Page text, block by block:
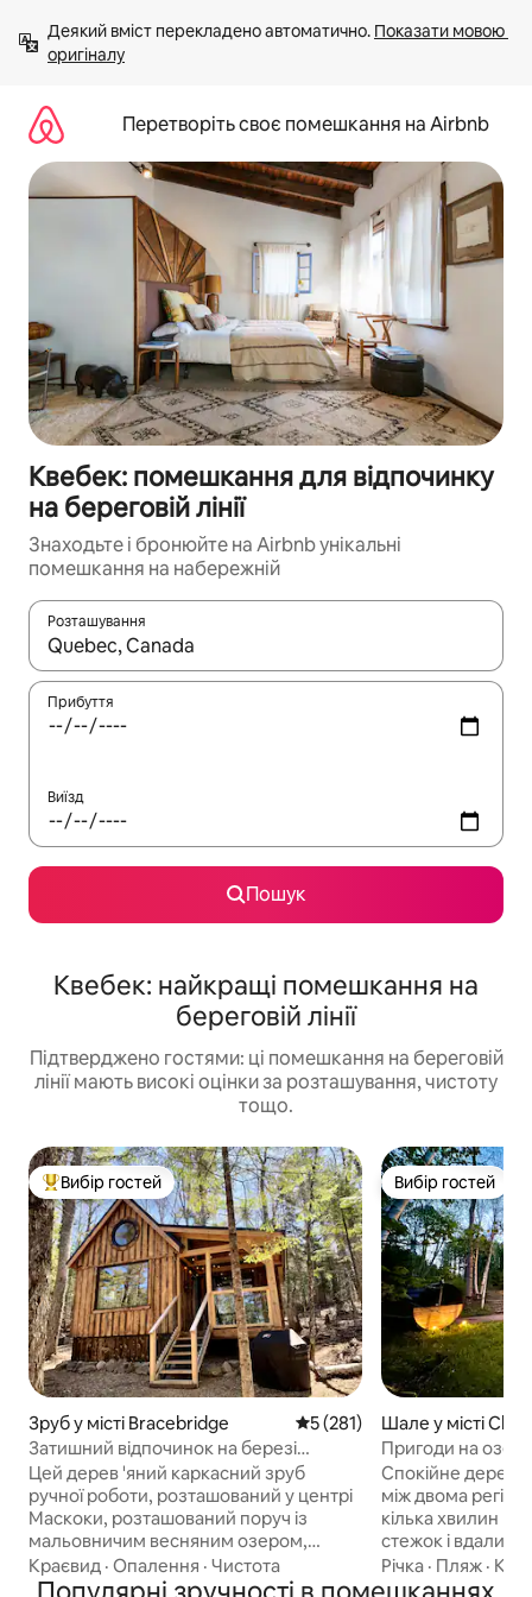
вмісту
Деякий вміст перекладено автоматично. Показати мовою
оригіналу
Перетворіть своє помешкання на Airbnb
Квебек: помешкання для відпочинку
на береговій лінії
Знаходьте і бронюйте на Airbnb унікальні
помешкання на набережній
Розташування
Отримавши результати пошуку, використовуйте для
Прибуття
Виїзд
Пошук
Квебек: найкращі помешкання на
береговій лінії
Підтверджено гостями: ці помешкання на береговій
лінії мають високі оцінки за розташування, чистоту
тощо.
Топ вибір гостей
Вибір гостей
Зруб у місті Bracebridge Середня оцінка: 5 з 5,
5 (281)
Затишний відпочинок на березі
озера – Atkins Hideaway
Цей дерев 'яний каркасний зруб
ручної роботи, розташований у центрі
Маскоки, розташований поруч із
мальовничим весняним озером,
оточеним 8 акрами приватного лісу.
Усього в 10 хвилинах від Брейсбріджа
Краєвид · Опалення · Чистота
Вибір гостей
Вибір гостей
Шале у місті
hilippe
Пригоди на
стежки
Спокійне
між двома
кілька хвилин
стежок і вдалині
маршрутів.
щасливе ранкове
Річка · Пляж ·